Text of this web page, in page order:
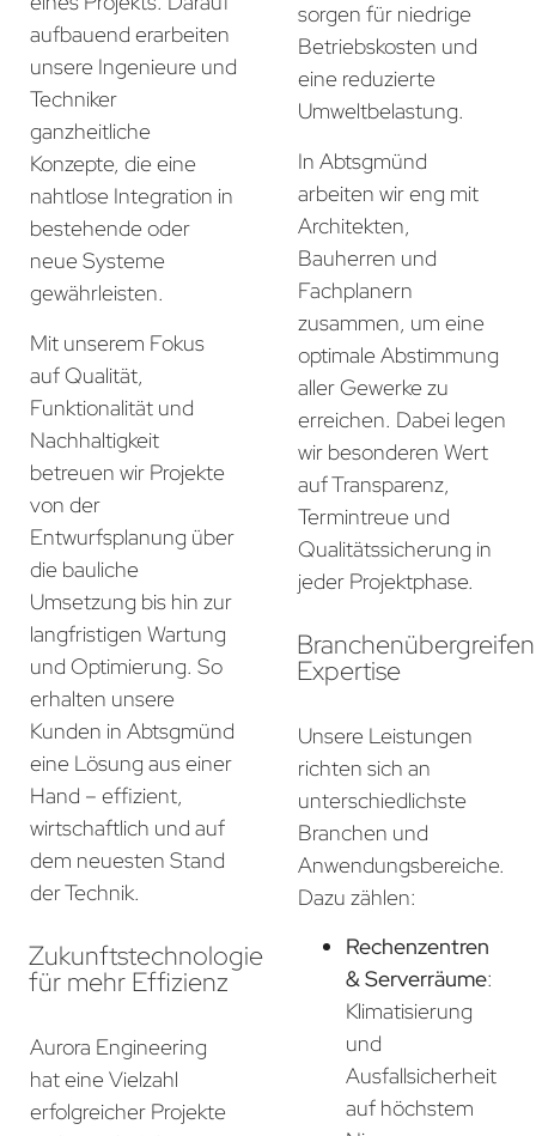
aufbauend erarbeiten
unsere Ingenieure und
Techniker
ganzheitliche
Konzepte, die eine
nahtlose Integration in
bestehende oder
neue Systeme
gewährleisten.
Mit unserem Fokus
auf Qualität,
Funktionalität und
Nachhaltigkeit
betreuen wir Projekte
von der
Entwurfsplanung über
die bauliche
Umsetzung bis hin zur
langfristigen Wartung
und Optimierung. So
erhalten unsere
Kunden in Abtsgmünd
eine Lösung aus einer
Hand – effizient,
wirtschaftlich und auf
dem neuesten Stand
der Technik.
Zukunftstechnologie
für mehr Effizienz
Aurora Engineering
hat eine Vielzahl
erfolgreicher Projekte
sorgen für niedrige
Betriebskosten und
eine reduzierte
Umweltbelastung.
In Abtsgmünd
arbeiten wir eng mit
Architekten,
Bauherren und
Fachplanern
zusammen, um eine
optimale Abstimmung
aller Gewerke zu
erreichen. Dabei legen
wir besonderen Wert
auf Transparenz,
Termintreue und
Qualitätssicherung in
jeder Projektphase.
Expertise
Unsere Leistungen
richten sich an
unterschiedlichste
Branchen und
Anwendungsbereiche.
Dazu zählen:
Rechenzentren
& Serverräume:
Klimatisierung
und
Ausfallsicherheit
auf höchstem